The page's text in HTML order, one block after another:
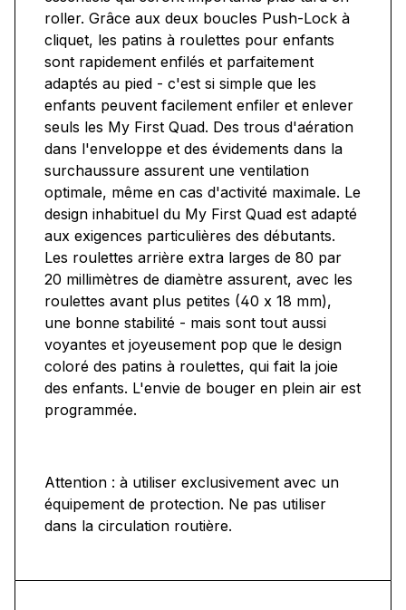
roller. Grâce aux deux boucles Push-Lock à
cliquet, les patins à roulettes pour enfants
sont rapidement enfilés et parfaitement
adaptés au pied - c'est si simple que les
enfants peuvent facilement enfiler et enlever
seuls les My First Quad. Des trous d'aération
dans l'enveloppe et des évidements dans la
surchaussure assurent une ventilation
optimale, même en cas d'activité maximale. Le
design inhabituel du My First Quad est adapté
aux exigences particulières des débutants.
Les roulettes arrière extra larges de 80 par
20 millimètres de diamètre assurent, avec les
roulettes avant plus petites (40 x 18 mm),
une bonne stabilité - mais sont tout aussi
voyantes et joyeusement pop que le design
coloré des patins à roulettes, qui fait la joie
des enfants. L'envie de bouger en plein air est
programmée.
Attention : à utiliser exclusivement avec un
équipement de protection. Ne pas utiliser
dans la circulation routière.